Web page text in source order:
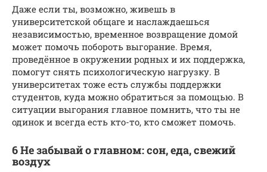
Даже если ты, возможно, живешь в
университетской общаге и наслаждаешься
независимостью, временное возвращение домой
может помочь побороть выгорание. Время,
проведённое в окружении родных и их поддержка,
помогут снять психологическую нагрузку. В
университетах тоже есть службы поддержки
студентов, куда можно обратиться за помощью. В
ситуации выгорания главное помнить, что ты не
одинок и всегда есть кто-то, кто сможет помочь.
6 Не забывай о главном: сон, еда, свежий
воздух